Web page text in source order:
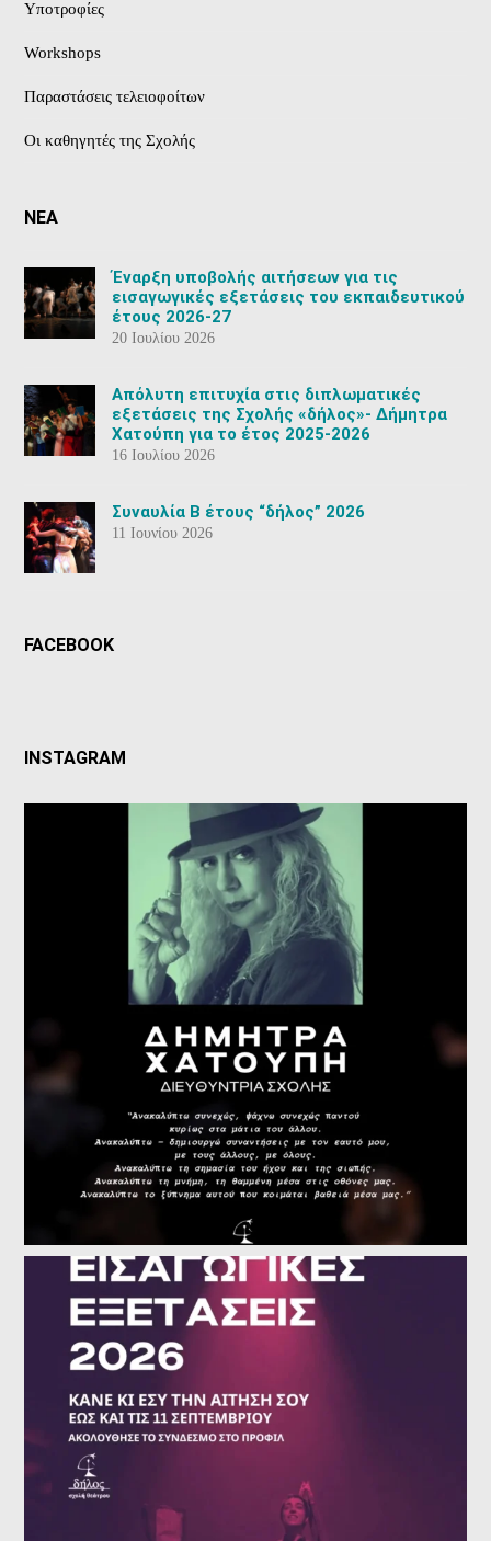
Υποτροφίες
Workshops
Παραστάσεις τελειοφοίτων
Οι καθηγητές της Σχολής
ΝΕΑ
Έναρξη υποβολής αιτήσεων για τις
εισαγωγικές εξετάσεις του εκπαιδευτικού
έτους 2026-27
20 Ιουλίου 2026
Aπόλυτη επιτυχία στις διπλωματικές
εξετάσεις της Σχολής «δήλος»- Δήμητρα
Χατούπη για το έτος 2025-2026
16 Ιουλίου 2026
Συναυλία Β έτους “δήλος” 2026
11 Ιουνίου 2026
FACEBOOK
INSTAGRAM